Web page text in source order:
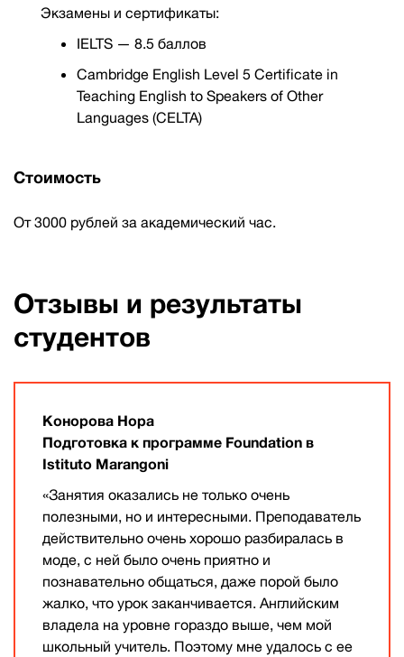
Экзамены и сертификаты:
IELTS — 8.5 баллов
Cambridge English Level 5 Certificate in
Teaching English to Speakers of Other
Languages (CELTA)
Стоимость
От 3000 рублей за академический час.
Отзывы и результаты
студентов
Конорова Нора
Подготовка к программе Foundation в
Istituto Marangoni
«Занятия оказались не только очень
полезными, но и интересными. Преподаватель
действительно очень хорошо разбиралась в
моде, с ней было очень приятно и
познавательно общаться, даже порой было
жалко, что урок заканчивается. Английским
владела на уровне гораздо выше, чем мой
школьный учитель. Поэтому мне удалось с ее